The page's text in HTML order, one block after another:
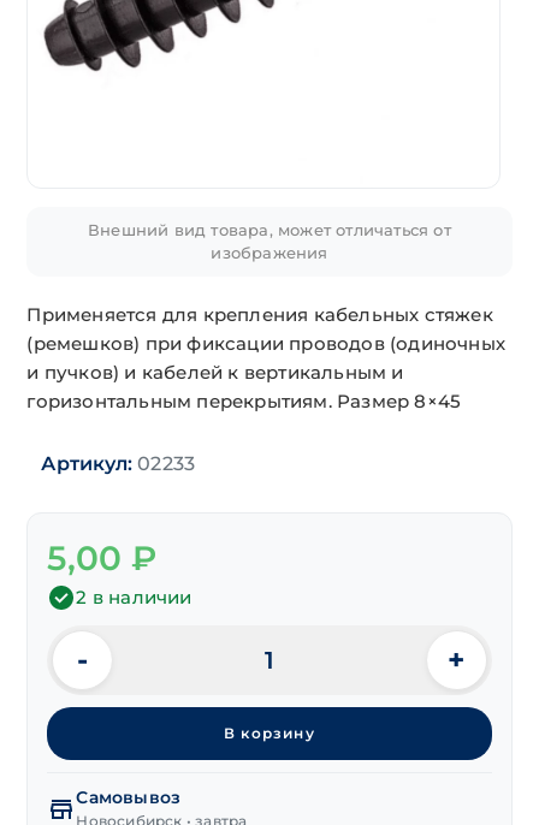
Внешний вид товара, может отличаться от
изображения
Применяется для крепления кабельных стяжек
(ремешков) при фиксации проводов (одиночных
и пучков) и кабелей к вертикальным и
горизонтальным перекрытиям. Размер 8×45
Артикул: 02233
5,00₽
2 в наличии
Количество
товара
Дюбель
для
(нейлон)
- +
В корзину
Самовывоз
Новосибирск • завтра